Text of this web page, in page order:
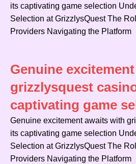
its captivating game selection
Selection at GrizzlysQuest The
Providers Navigating the Platform
Genuine
grizzlysquest
captivating game
Genuine excitement awaits with
its captivating game selection
Selection at GrizzlysQuest The
Providers Navigating the Platform